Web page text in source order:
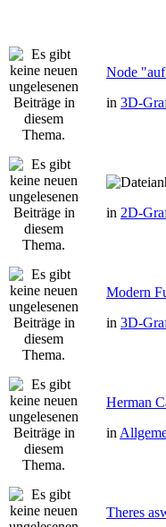
Node
in 3D-
in 2D-
Modern
in 3D-
Herman
in
Theres